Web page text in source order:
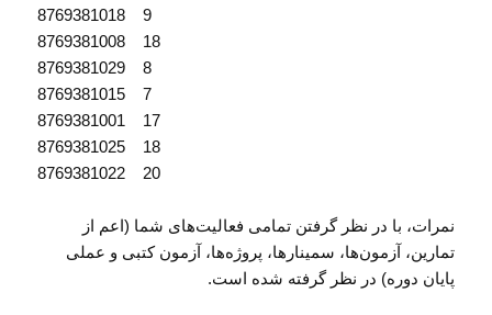
8769381018 9
8769381008 18
8769381029 8
8769381015 7
8769381001 17
8769381025 18
8769381022 20
نمرات، با در نظر گرفتن تمامی فعالیت‌های شما (اعم از
تمارین، آزمون‌ها، سمینارها، پروژه‌ها، آزمون کتبی و عملی
پایان دوره) در نظر گرفته شده است.